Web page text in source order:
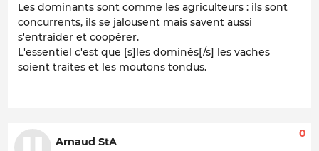
Les dominants sont comme les agriculteurs : ils sont
concurrents, ils se jalousent mais savent aussi
s'entraider et coopérer.
L'essentiel c'est que [s]les dominés[/s] les vaches
soient traites et les moutons tondus.
Arnaud StA
0